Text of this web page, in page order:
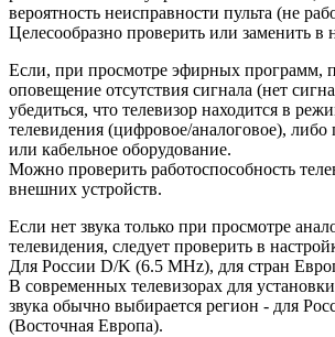
вероятность неисправности пульта (не
Целесообразно проверить или заменить в
Если, при просмотре эфирных программ,
оповещение отсутствия сигнала (нет
убедиться, что телевизор находится в
телевидения (цифровое/аналоговое), либо
или кабельное оборудование.
Можно проверить работоспособность
внешних устройств.
Если нет звука только при просмотре
телевидения, следует проверить в
Для России D/K (6.5 MHz), для стран
В современных телевизорах для
звука обычно выбирается регион - для
(Восточная Европа).